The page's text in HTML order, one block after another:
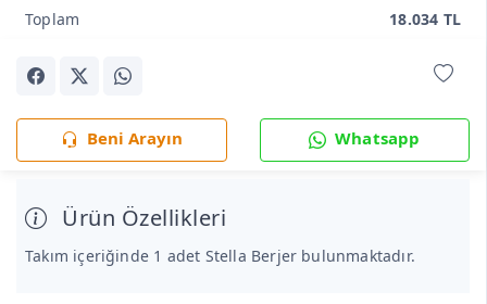
Toplam 18.034 TL
Beni Arayın Whatsapp
Ürün Özellikleri
Takım içeriğinde 1 adet Stella Berjer bulunmaktadır.